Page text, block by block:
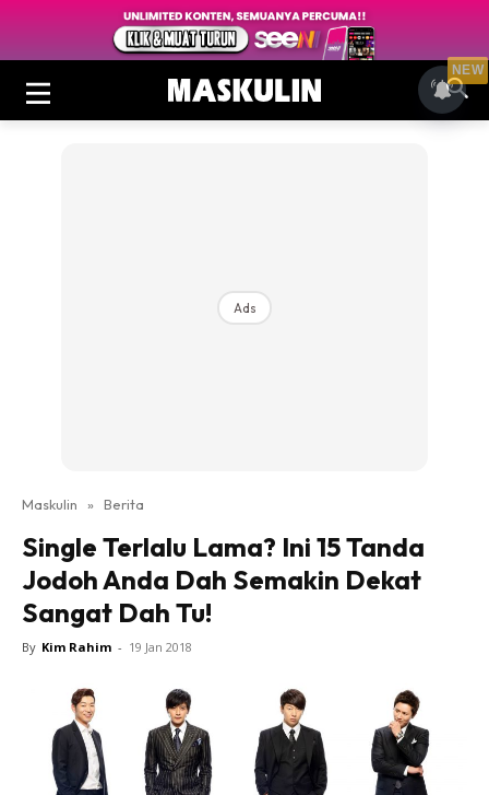
Ads
Maskulin » Berita
Single Terlalu Lama? Ini 15 Tanda
Jodoh Anda Dah Semakin Dekat
Sangat Dah Tu!
By Kim Rahim - 19 Jan 2018
NEW